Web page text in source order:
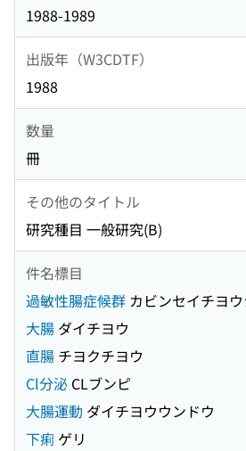
1988-1989
出版年（W3CDTF）
1988
数量
冊
その他のタイトル
研究種目 一般研究(B)
件名標目
過敏性腸症候群 カビンセイチヨ
大腸 ダイチヨウ
直腸 チヨクチヨウ
Cl分泌 CLブンピ
大腸運動 ダイチヨウウンドウ
下痢 ゲリ